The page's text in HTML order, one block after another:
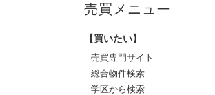
売買メニュー
【買いたい】
売買専門サイト
総合物件検索
学区から検索